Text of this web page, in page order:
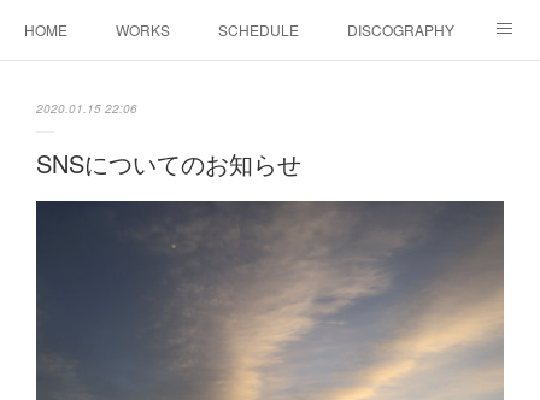
HOME WORKS SCHEDULE DISCOGRAPHY
2020.01.15 22:06
SNSについてのお知らせ